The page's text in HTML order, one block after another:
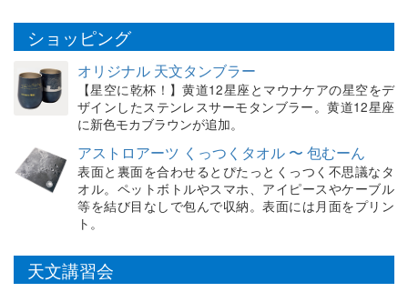
ショッピング
オリジナル 天文タンブラー
【星空に乾杯！】黄道12星座とマウナケアの星空をデ
ザインしたステンレスサーモタンブラー。黄道12星座
に新色モカブラウンが追加。
アストロアーツ くっつくタオル 〜 包むーん
表面と裏面を合わせるとぴたっとくっつく不思議なタ
オル。ペットボトルやスマホ、アイピースやケーブル
等を結び目なしで包んで収納。表面には月面をプリン
ト。
天文講習会